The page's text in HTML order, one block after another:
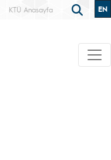
KTÜ Anasayfa EN